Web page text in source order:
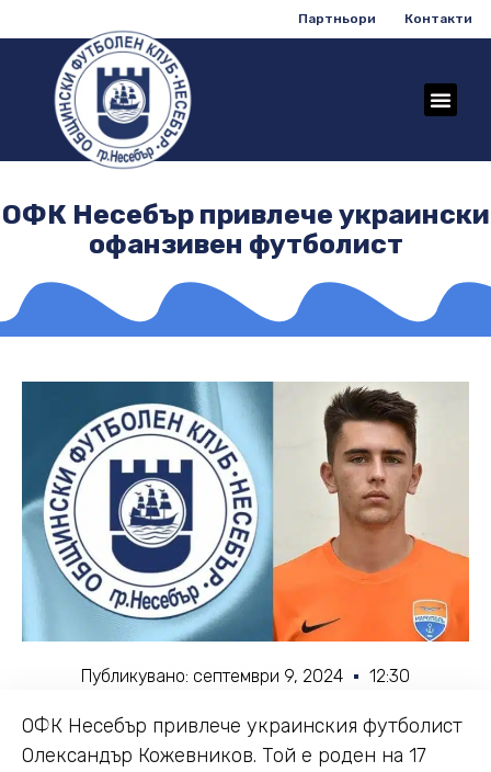
Партньори Контакти
ОФК Несебър привлече украински
офанзивен футболист
Публикувано: септември 9, 2024 12:30
ОФК Несебър привлече украинския футболист
Олександър Кожевников. Той е роден на 17